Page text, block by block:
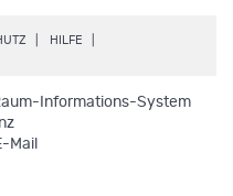
HILFE
Informations-System
Mail